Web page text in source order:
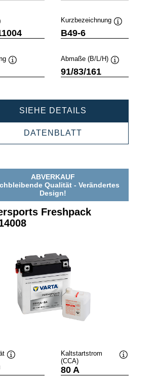
Kurzbezeichnung
B49-6
Abmaße (B/L/H)
91/83/161
SIEHE DETAILS
DATENBLATTPOWERSPORTS
ABVERKAUF
Qualität - Verändertes
Design!
Freshpack
Kaltstartstrom
(CCA)
80 A